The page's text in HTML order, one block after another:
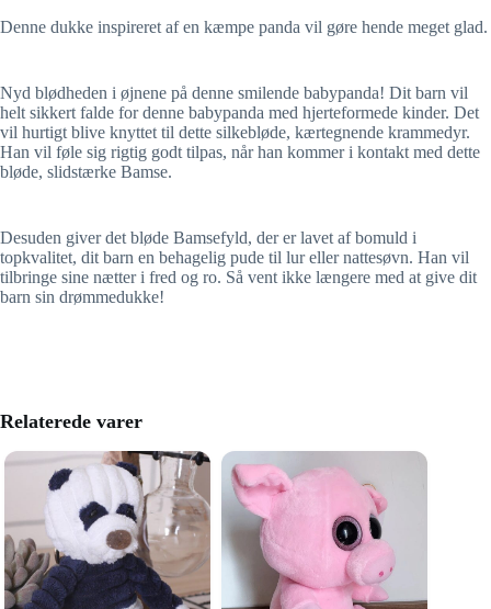
Denne dukke inspireret af en kæmpe panda vil gøre hende meget glad.
Nyd blødheden i øjnene på denne smilende babypanda! Dit barn vil
helt sikkert falde for denne babypanda med hjerteformede kinder. Det
vil hurtigt blive knyttet til dette silkebløde, kærtegnende krammedyr.
Han vil føle sig rigtig godt tilpas, når han kommer i kontakt med dette
bløde, slidstærke Bamse.
Desuden giver det bløde Bamsefyld, der er lavet af bomuld i
topkvalitet, dit barn en behagelig pude til lur eller nattesøvn. Han vil
tilbringe sine nætter i fred og ro. Så vent ikke længere med at give dit
barn sin drømmedukke!
Relaterede varer